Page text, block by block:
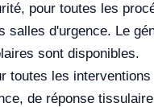
pour toutes les
salles d'urgence. Le
sont disponibles.
toutes les interventions
de réponse